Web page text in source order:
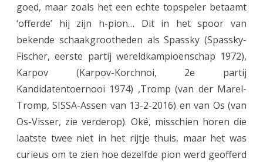
d
e
e
o
f
e
goed, maar zoals het een echte topspeler betaamt
‘offerde’ hij zijn h-pion… Dit in het spoor van
bekende schaakgrootheden als Spassky (Spassky-
Fischer, eerste partij wereldkampioenschap 1972),
Karpov (Karpov-Korchnoi, 2e partij
Kandidatentoernooi 1974) ,Tromp (van der Marel-
Tromp, SISSA-Assen van 13-2-2016) en van Os (van
Os-Visser, zie verderop). Oké, misschien horen die
laatste twee niet in het rijtje thuis, maar het was
curieus om te zien hoe dezelfde pion werd geofferd